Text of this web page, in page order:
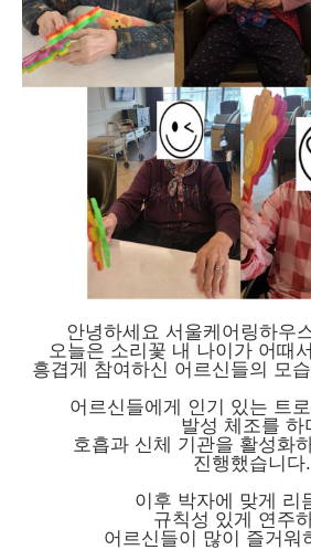
안녕하세요 서울케어링하우
오늘은 소리꽃 내 나이가 어때
흥겹게 참여하신 어르신들의 모
어르신들에게 인기 있는 트
발성 체조를 하
호흡과 신체 기관을 활성화
진행했습니다.
이후 박자에 맞게 리
규칙성 있게 연주
어르신들이 많이 즐거워